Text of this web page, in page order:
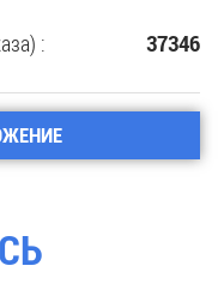
: 37346